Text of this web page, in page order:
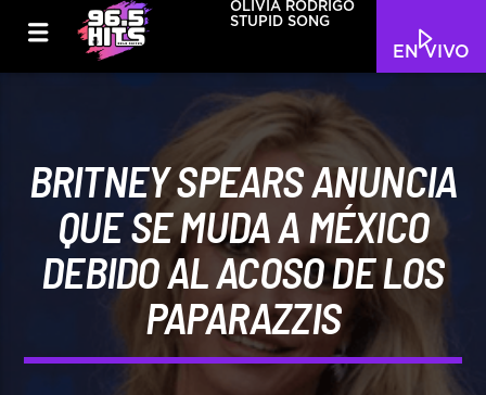
EN VIVO
OLIVIA RODRIGO
STUPID SONG
BRITNEY SPEARS ANUNCIA
QUE SE MUDA A MÉXICO
DEBIDO AL ACOSO DE LOS
PAPARAZZIS